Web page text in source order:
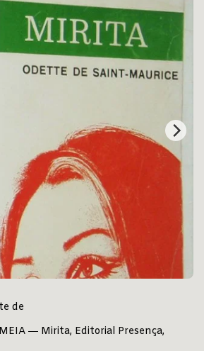
de
― Mirita, Editorial Presença,